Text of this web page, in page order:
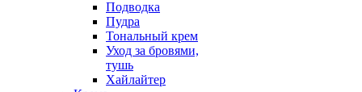
Подводка
Пудра
Тональный крем
Уход за бровями,
тушь
Хайлайтер